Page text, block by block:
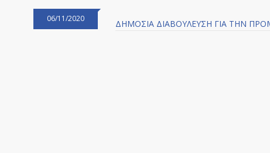
06/11/2020 ΔΗΜΟΣΙΑ ΔΙΑΒΟΥΛΕΥΣΗ ΓΙΑ ΤΗΝ